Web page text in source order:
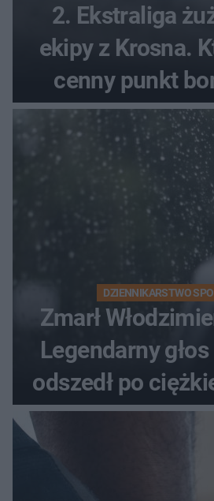
2. Ekstraliga
ekipy z Krosna.
cenny punkt
DZIENNIKARSTWO
Zmarł
Legendarny
odszedł po